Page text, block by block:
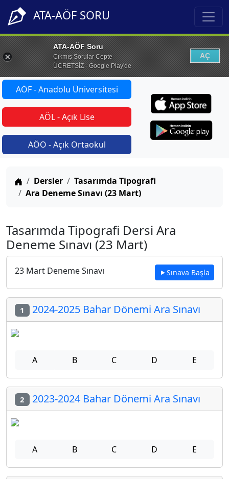
ATA-AÖF SORU
ATA-AÖF Soru
Çıkmış Sorular Cepte
ÜCRETSİZ - Google Play'de
AÇ
AÖF - Anadolu Üniversitesi
AÖL - Açık Lise
AÖO - Açık Ortaokul
Anasayfa
Dersler
Tasarımda Tipografi
Ara Deneme Sınavı (23 Mart)
Tasarımda Tipografi Dersi Ara
Deneme Sınavı (23 Mart)
23 Mart Deneme Sınavı Sınava Başla
1 2024-2025 Bahar Dönemi Ara Sınavı
A B C D E
2 2023-2024 Bahar Dönemi Ara Sınavı
A B C D E